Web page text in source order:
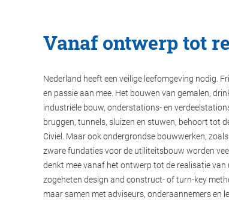
Vanaf ontwerp tot
Nederland heeft een veilige leefomgeving nodig.
en passie aan mee. Het bouwen van gemalen,
industriële bouw, onderstations- en
bruggen, tunnels, sluizen en stuwen, behoort tot
Civiel. Maar ook ondergrondse bouwwerken,
zware fundaties voor de utiliteitsbouw worden
denkt mee vanaf het ontwerp tot de realisatie van
zogeheten design and construct- of turn-key
maar samen met adviseurs, onderaannemers en